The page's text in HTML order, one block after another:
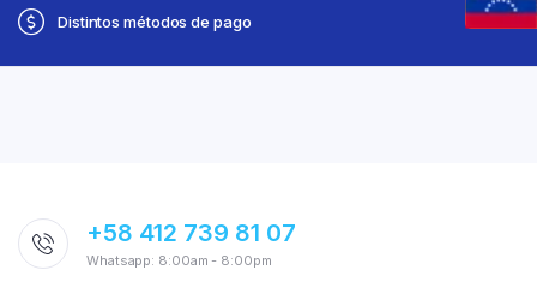
Distintos métodos de pago
+58 412 739 81 07
Whatsapp: 8:00am - 8:00pm